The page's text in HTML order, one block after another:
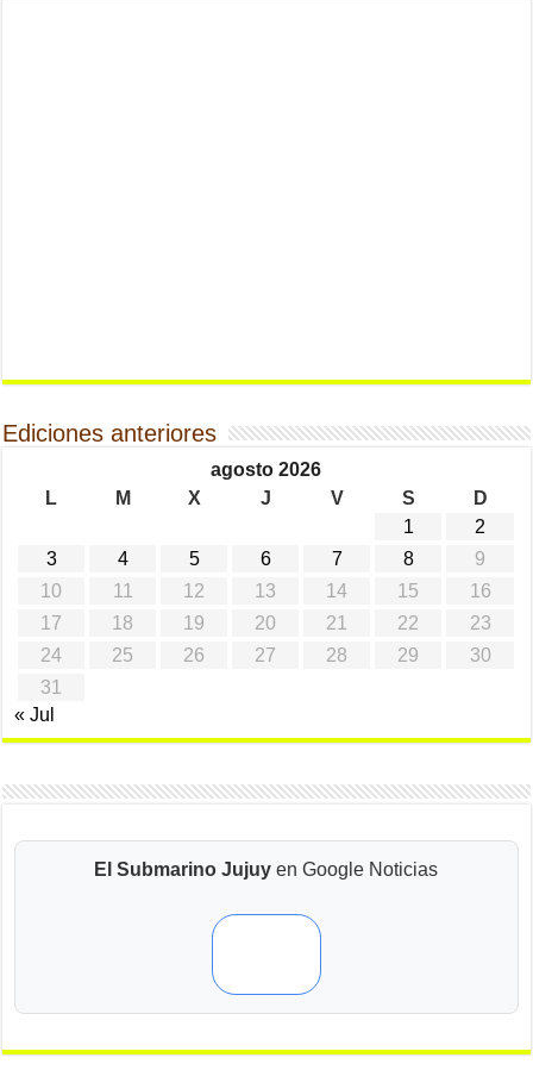
Ediciones anteriores
agosto 2026
L
M X J V S
D
1
2
3
4 5 6 7 8
9
10
11 12 13 14 15
16
17
18 19 20 21 22
23
24
25 26 27 28 29
30
31
« Jul
El Submarino Jujuy en Google Noticias